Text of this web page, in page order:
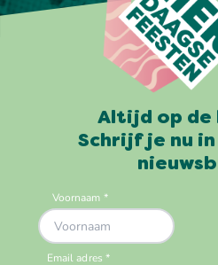
Altijd op de
Schrijf je nu